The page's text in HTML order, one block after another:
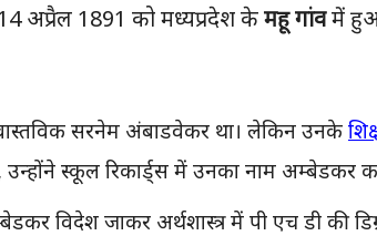
अप्रैल 1891 को मध्यप्रदेश केमहू गांवमें हुआ
सरनेम अंबाडवेकर था। लेकिन उनके
स्कूल रिकार्ड्स में उनका नाम अम्बेडकर
विदेश जाकर अर्थशास्त्र में पी एच डी की